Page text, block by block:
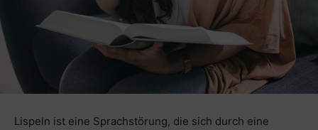
Lispeln ist eine Sprachstörung, die sich durch eine